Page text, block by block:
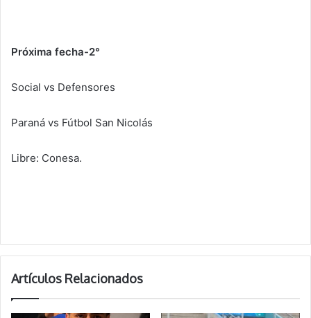
Próxima fecha-2°
Social vs Defensores
Paraná vs Fútbol San Nicolás
Libre: Conesa.
Artículos Relacionados